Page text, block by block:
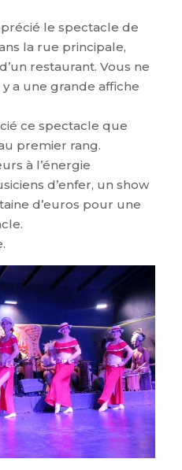
le spectacle de
la rue principale,
restaurant. Vous ne
a une grande affiche
ce spectacle que
premier rang.
à l’énergie
d’enfer, un show
d’euros pour une